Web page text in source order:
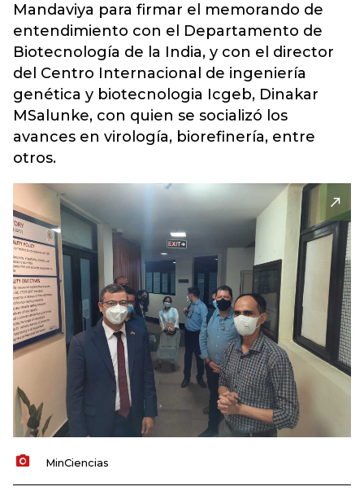
Mandaviya para firmar el memorando de
entendimiento con el Departamento de
Biotecnología de la India, y con el director
del Centro Internacional de ingeniería
genética y biotecnologia Icgeb, Dinakar
MSalunke, con quien se socializó los
avances en virología, biorefinería, entre
otros.
MinCiencias